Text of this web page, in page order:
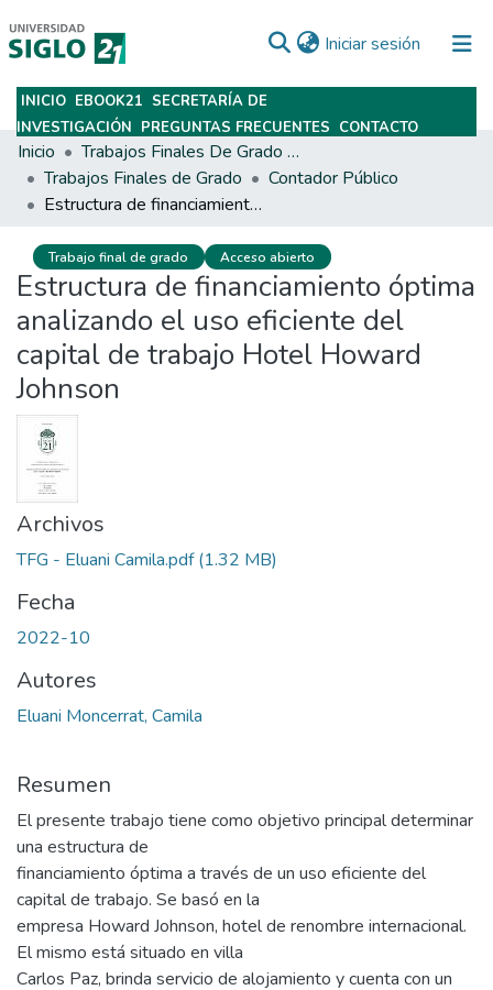
Iniciar sesión (current)
Subir
INICIO EBOOK21 SECRETARÍA DE
INVESTIGACIÓN PREGUNTAS FRECUENTES CONTACTO
Inicio
Trabajos Finales De Grado Y Posgrado
Trabajos Finales de Grado
Contador Público
Estructura de financiamiento óptima analizando el uso eficiente del capital de trabajo Hotel Howard Johnson
Trabajo final de grado Acceso abierto
Estructura de financiamiento óptima
analizando el uso eficiente del
capital de trabajo Hotel Howard
Johnson
Archivos
TFG - Eluani Camila.pdf(1.32 MB)
Fecha
2022-10
Autores
Eluani Moncerrat, Camila
Resumen
El presente trabajo tiene como objetivo principal determinar
una estructura de
financiamiento óptima a través de un uso eficiente del
capital de trabajo. Se basó en la
empresa Howard Johnson, hotel de renombre internacional.
El mismo está situado en villa
Carlos Paz, brinda servicio de alojamiento y cuenta con un